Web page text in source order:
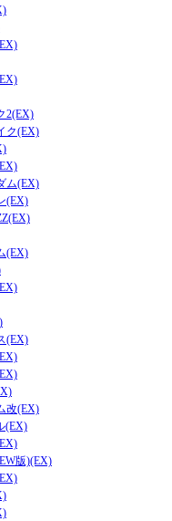
2(EX)
ク(EX)
ム(EX)
(EX)
(EX)
(EX)
改(EX)
(EX)
版)(EX)